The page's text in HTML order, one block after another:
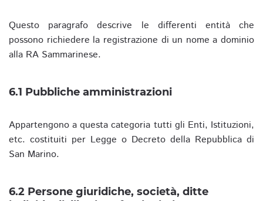
Questo paragrafo descrive le differenti entità che
possono richiedere la registrazione di un nome a dominio
alla RA Sammarinese.
6.1 Pubbliche amministrazioni
Appartengono a questa categoria tutti gli Enti, Istituzioni,
etc. costituiti per Legge o Decreto della Repubblica di
San Marino.
6.2 Persone giuridiche, società, ditte